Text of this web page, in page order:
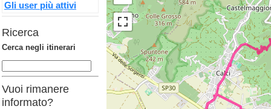
Gli user più attivi
Ricerca
Cerca negli itinerari
Vuoi rimanere
informato?